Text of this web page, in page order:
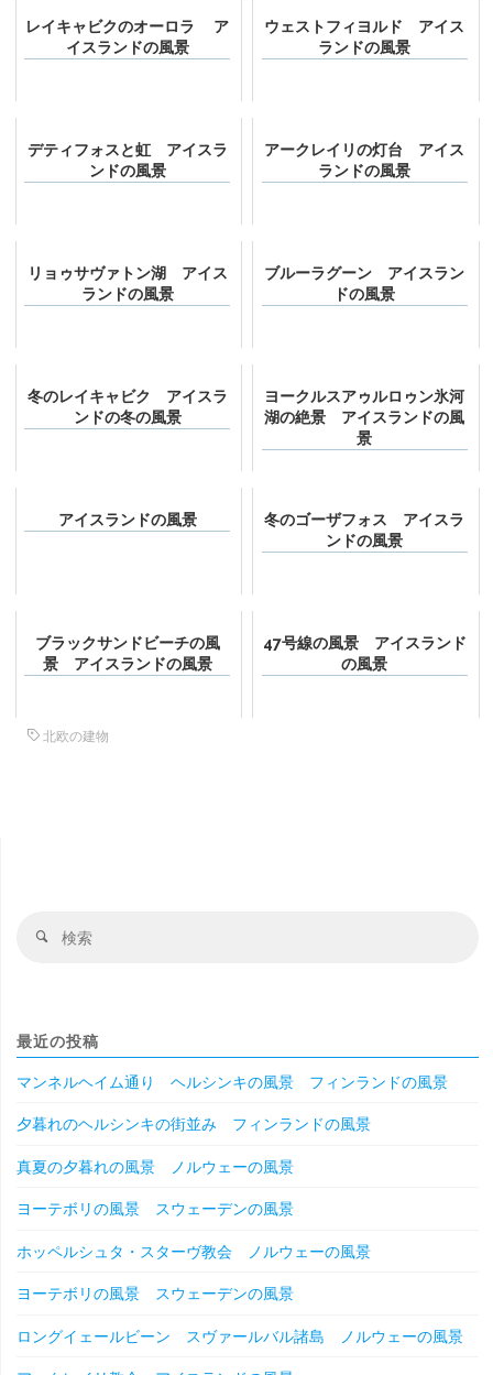
レイキャビクのオーロラ ア
イスランドの風景
ウェストフィヨルド アイス
ランドの風景
デティフォスと虹 アイスラ
ンドの風景
アークレイリの灯台 アイス
ランドの風景
リョゥサヴァトン湖 アイス
ランドの風景
ブルーラグーン アイスラン
ドの風景
冬のレイキャビク アイスラ
ンドの冬の風景
ヨークルスアゥルロゥン氷河
湖の絶景 アイスランドの風
景
アイスランドの風景
冬のゴーザフォス アイスラ
ンドの風景
ブラックサンドビーチの風
景 アイスランドの風景
47号線の風景 アイスランド
の風景
北欧の建物
検
最近の投稿
マンネルヘイム通り ヘルシンキの風景 フィンランドの風景
夕暮れのヘルシンキの街並み フィンランドの風景
真夏の夕暮れの風景 ノルウェーの風景
ヨーテボリの風景 スウェーデンの風景
ホッペルシュタ・スターヴ教会 ノルウェーの風景
ヨーテボリの風景 スウェーデンの風景
ロングイェールビーン スヴァールバル諸島 ノルウェーの風景